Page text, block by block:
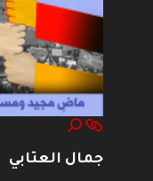
جمال العتابي